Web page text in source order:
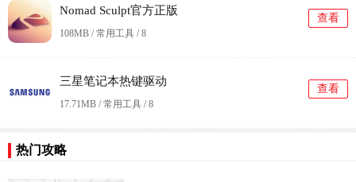
Nomad Sculpt官方正版
108MB / 常用工具 /8
查看
三星笔记本热键驱动
17.71MB / 常用工具 /8
查看
热门攻略